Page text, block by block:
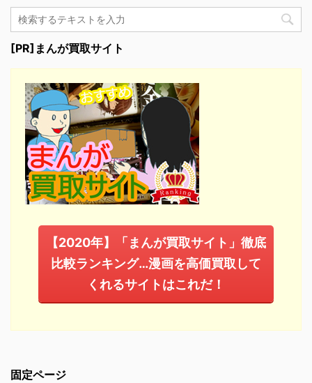
[PR]まんが買取サイト
【2020年】「まんが買取サイト」徹底
比較ランキング…漫画を高価買取して
くれるサイトはこれだ！
固定ページ